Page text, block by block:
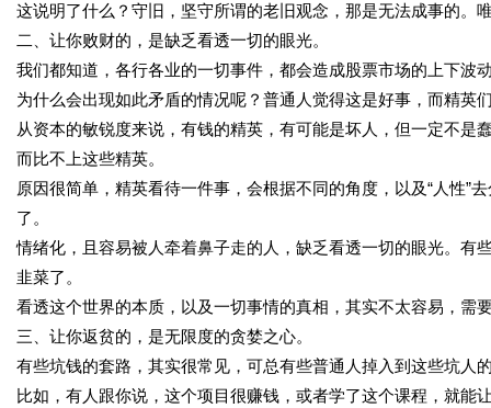
这说明了什么？守旧，坚守所谓的老旧观念，那是无法成事的。
二、让你败财的，是缺乏看透一切的眼光。
我们都知道，各行各业的一切事件，都会造成股票市场的上下波
为什么会出现如此矛盾的情况呢？普通人觉得这是好事，而精英
从资本的敏锐度来说，有钱的精英，有可能是坏人，但一定不
而比不上这些精英。
原因很简单，精英看待一件事，会根据不同的角度，以及“人性”
了。
情绪化，且容易被人牵着鼻子走的人，缺乏看透一切的眼光。有
韭菜了。
看透这个世界的本质，以及一切事情的真相，其实不太容易，需
三、让你返贫的，是无限度的贪婪之心。
有些坑钱的套路，其实很常见，可总有些普通人掉入到这些坑人
比如，有人跟你说，这个项目很赚钱，或者学了这个课程，就能